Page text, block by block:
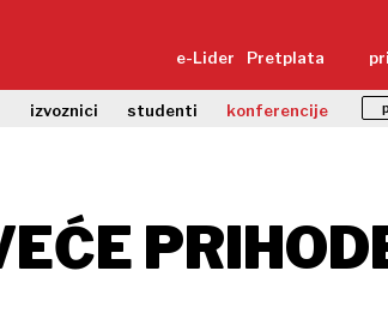
e-Lider Pretplata
izvoznici studenti konferencije